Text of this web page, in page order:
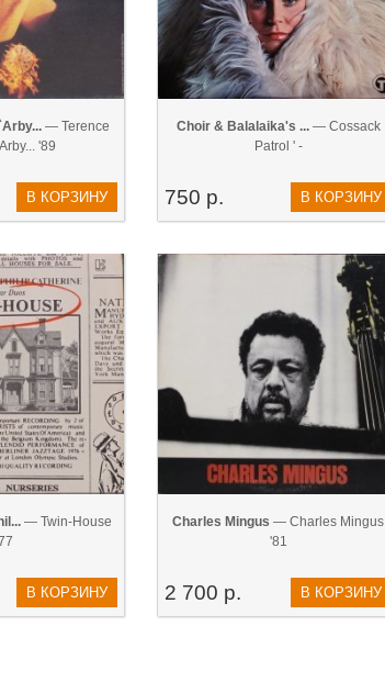
— Terence
'89
В КОРЗИНУ
Choir & Balalaika's ...— Cossack
Patrol ' -
750 р. В КОРЗИНУ
— Twin-House
В КОРЗИНУ
Charles Mingus — Charles Mingus
'81
2 700 р. В КОРЗИНУ